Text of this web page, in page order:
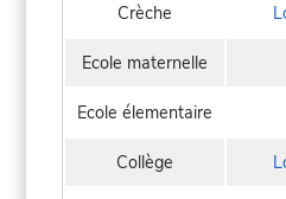
Crèche
Ecole maternelle
Ecole élementaire
Collège